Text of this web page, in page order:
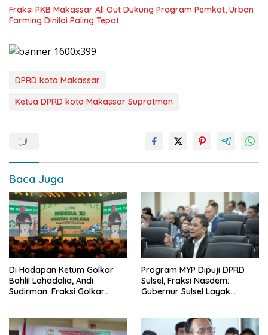
Fraksi PKB Makassar All Out Dukung Program Pemkot, Urban
Farming Dinilai Paling Tepat
DPRD kota Makassar
Ketua DPRD kota Makassar Supratman
Baca Juga
Di Hadapan Ketum Golkar
Bahlil Lahadalia, Andi
Sudirman: Fraksi Golkar
Program MYP Dipuji DPRD
Sulsel, Fraksi Nasdem:
Gubernur Sulsel Layak